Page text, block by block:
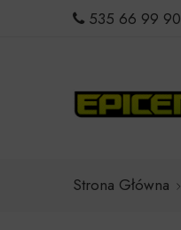
535 66 99 90
Strona Główna